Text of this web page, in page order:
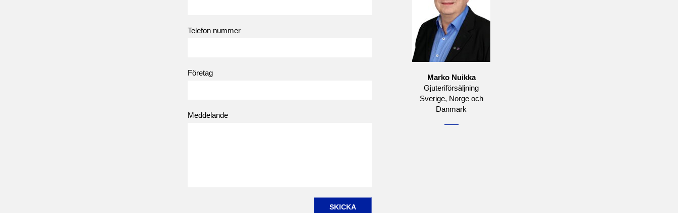
Telefon nummer
Företag
Meddelande
SKICKA
Marko Nuikka
Gjuteriförsäljning
Sverige, Norge och
Danmark